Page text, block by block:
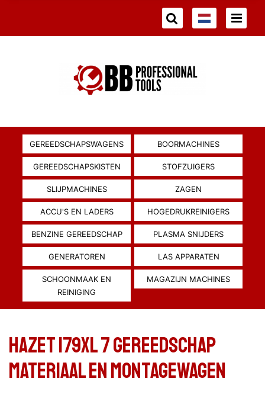
GEREEDSCHAPSWAGENS BOORMACHINES
GEREEDSCHAPSKISTEN STOFZUIGERS
SLIJPMACHINES ZAGEN
ACCU'S EN LADERS HOGEDRUKREINIGERS
BENZINE GEREEDSCHAP PLASMA SNIJDERS
GENERATOREN LAS APPARATEN
SCHOONMAAK EN
REINIGING
MAGAZIJN MACHINES
Hazet 179XL 7 Gereedschap
materiaal en montagewagen